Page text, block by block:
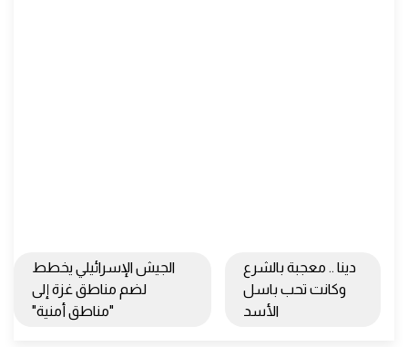
دينا .. معجبة بالشرع
وكانت تحب باسل
الأسد
الجيش الإسرائيلي يخطط
لضم مناطق غزة إلى
"مناطق أمنية"